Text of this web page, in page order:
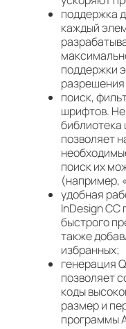
поддержка
каждый
поддержки
поиск,
шрифтов.
позволяет
поиск их
(например,
удобная
InDesign
быстрого
также
избранных;
генерация
позволяет
коды
размер и
программы